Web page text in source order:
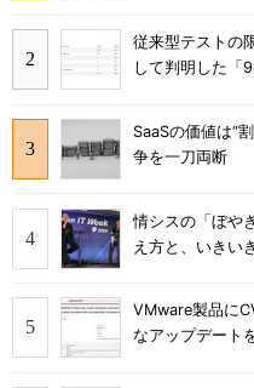
従来型テストの
して判明した「
SaaSの価値は“
争を一刀両断
情シスの「ぼや
え方と、いきい
VMware製品に
なアップデート